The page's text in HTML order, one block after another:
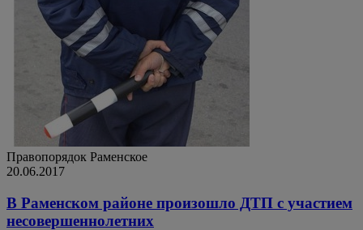
Правопорядок Раменское
20.06.2017
В Раменском районе произошло ДТП с участием
несовершеннолетних